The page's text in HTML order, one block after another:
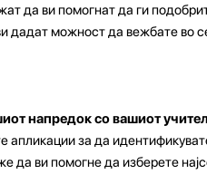
да ви помогнат да ги
дадат можност да вежбате во
напредок со вашиот учител
апликации за да
да ви помогне да изберете